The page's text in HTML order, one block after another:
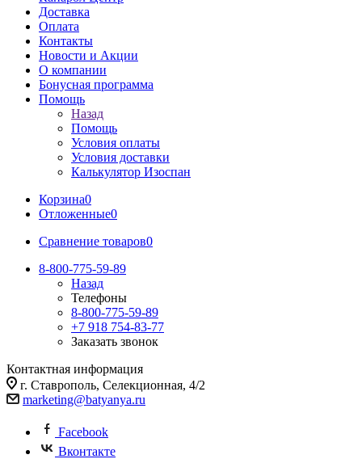
Доставка
Оплата
Контакты
Новости и Акции
О компании
Бонусная программа
Помощь
Назад
Помощь
Условия оплаты
Условия доставки
Калькулятор Изоспан
Корзина0
Отложенные0
Сравнение товаров0
8-800-775-59-89
Назад
Телефоны
8-800-775-59-89
+7 918 754-83-77
Заказать звонок
Контактная информация
г. Ставрополь, Селекционная, 4/2
marketing@batyanya.ru
Facebook
Вконтакте